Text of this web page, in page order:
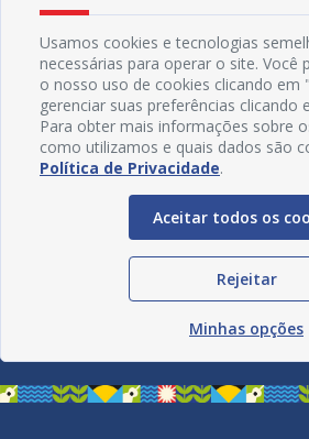
Redes Sociais
Usamos cookies e tecnologias
necessárias para operar o site. Você
o nosso uso de cookies clicando em
gerenciar suas preferências clicando
Para obter mais informações sobre
como utilizamos e quais dados são
Política de Privacidade.
Aceitar todos os
Rejeitar
Minhas opções